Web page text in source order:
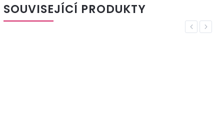
SOUVISEJÍCÍ PRODUKTY
Previous
Next